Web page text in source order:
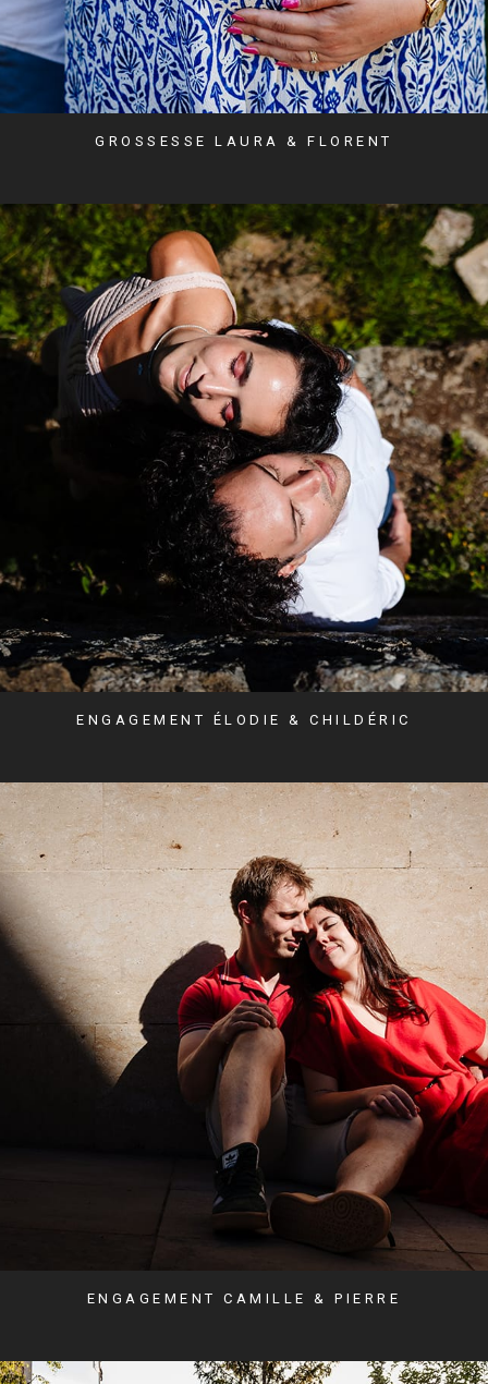
GROSSESSE LAURA & FLORENT
ENGAGEMENT ÉLODIE & CHILDÉRIC
ENGAGEMENT CAMILLE & PIERRE